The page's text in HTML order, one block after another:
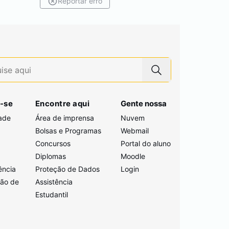
se
de
Encontre aqui
Área de imprensa
Bolsas e Programas
Concursos
Diplomas
Proteção de Dados
Assistência
Estudantil
Gente nossa
Nuvem
Webmail
Portal do aluno
Moodle
Login